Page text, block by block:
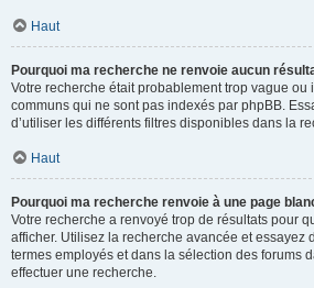
Haut
Pourquoi ma recherche ne renvoie aucun
Votre recherche était probablement trop vague ou
communs qui ne sont pas indexés par phpBB.
d’utiliser les différents filtres disponibles dans la
Haut
Pourquoi ma recherche renvoie à une page
Votre recherche a renvoyé trop de résultats pour
afficher. Utilisez la recherche avancée et essayez
termes employés et dans la sélection des forums
effectuer une recherche.